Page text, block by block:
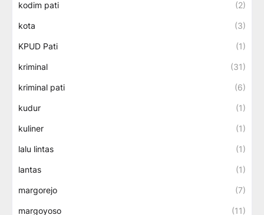
kodim pati (2)
kota (3)
KPUD Pati (1)
kriminal (31)
kriminal pati (6)
kudur (1)
kuliner (1)
lalu lintas (1)
lantas (1)
margorejo (7)
margoyoso (11)